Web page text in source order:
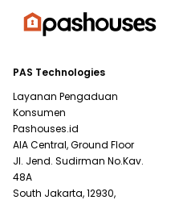
PAS Technologies
Layanan Pengaduan
Konsumen
Pashouses.id
AIA Central, Ground Floor
Jl. Jend. Sudirman No.Kav.
48A
South Jakarta, 12930,